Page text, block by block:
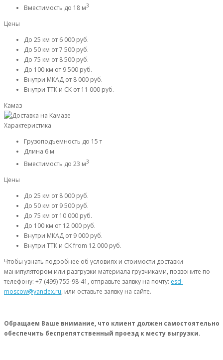
Вместимость до 18 м3
Цены
До 25 км от 6 000 руб.
До 50 км от 7 500 руб.
До 75 км от 8 500 руб.
До 100 км от 9 500 руб.
Внутри МКАД от 8 000 руб.
Внутри ТТК и СК от 11 000 руб.
Камаз
Характеристика
Грузоподъемность до 15 т
Длина 6 м
Вместимость до 23 м3
Цены
До 25 км от 8 000 руб.
До 50 км от 9 500 руб.
До 75 км от 10 000 руб.
До 100 км от 12 000 руб.
Внутри МКАД от 9 000 руб.
Внутри ТТК и СКfrom 12 000 руб.
Чтобы узнать подробнее об условиях и стоимости доставки
манипулятором или разгрузки материала грузчиками, позвоните по
телефону: +7 (499) 755-98-41, отправьте заявку на почту: esd-
moscow@yandex.ru, или оставьте заявку на сайте.
Обращаем Ваше внимание, что клиент должен самостоятельно
обеспечить беспрепятственный проезд к месту выгрузки.